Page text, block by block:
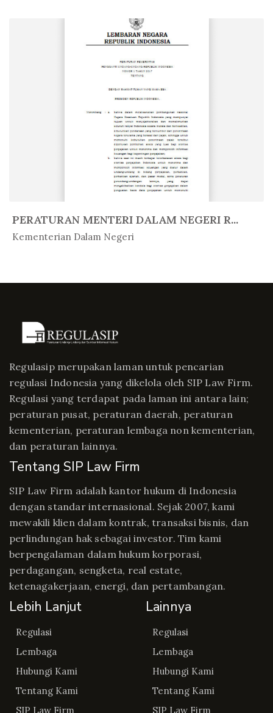
PERATURAN MENTERI DALAM NEGERI R...
Kementerian Dalam Negeri
In Peratur...
Regulasip merupakan laman untuk pencarian
regulasi Indonesia yang dikelola oleh SIP Law Firm.
Regulasi yang terdapat pada laman ini antara lain;
peraturan pusat, peraturan daerah, peraturan
kementerian, peraturan lembaga non kementerian,
dan peraturan lainnya.
Tentang SIP Law Firm
SIP Law Firm adalah kantor hukum di Indonesia
dengan standar internasional. Sejak 2007, kami
mewakili klien dalam kontrak, transaksi bisnis, dan
perlindungan hak sebagai investor. Tim kami
berpengalaman dalam hukum korporasi,
perdagangan, sengketa, real estate,
ketenagakerjaan, energi, dan pertambangan.
Lebih Lanjut
Regulasi
Lembaga
Hubungi Kami
Tentang Kami
SIP Law Firm
Lainnya
Regulasi
Lembaga
Hubungi Kami
Tentang Kami
SIP Law Firm